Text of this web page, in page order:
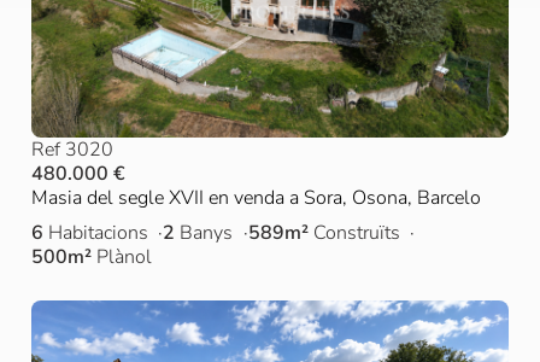
Ref 3020
480.000 €
Masia del segle XVII en venda a Sora, Osona, Barcelo
6 Habitacions 2 Banys 589m² Construïts
500m² Plànol